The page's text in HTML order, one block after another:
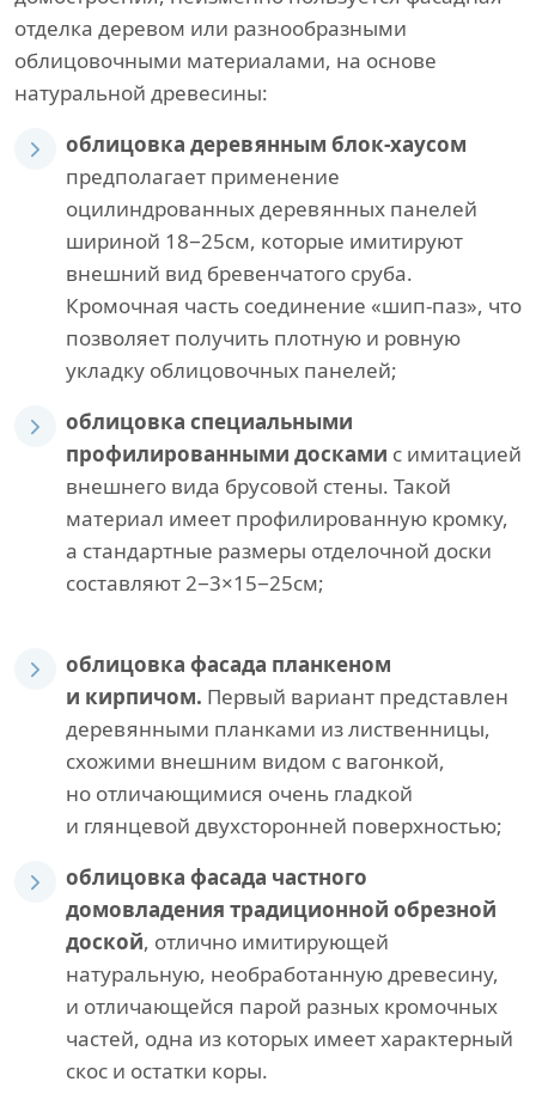
отделка деревом или разнообразными
облицовочными материалами, на основе
натуральной древесины:
облицовка деревянным блок-хаусом
предполагает применение
оцилиндрованных деревянных панелей
шириной 18−25см, которые имитируют
внешний вид бревенчатого сруба.
Кромочная часть соединение «шип-паз», что
позволяет получить плотную и ровную
укладку облицовочных панелей;
облицовка специальными
профилированными досками с имитацией
внешнего вида брусовой стены. Такой
материал имеет профилированную кромку,
а стандартные размеры отделочной доски
составляют 2−3×15−25см;
облицовка фасада планкеном
и кирпичом. Первый вариант представлен
деревянными планками из лиственницы,
схожими внешним видом с вагонкой,
но отличающимися очень гладкой
и глянцевой двухсторонней поверхностью;
облицовка фасада частного
домовладения традиционной обрезной
доской, отлично имитирующей
натуральную, необработанную древесину,
и отличающейся парой разных кромочных
частей, одна из которых имеет характерный
скос и остатки коры.